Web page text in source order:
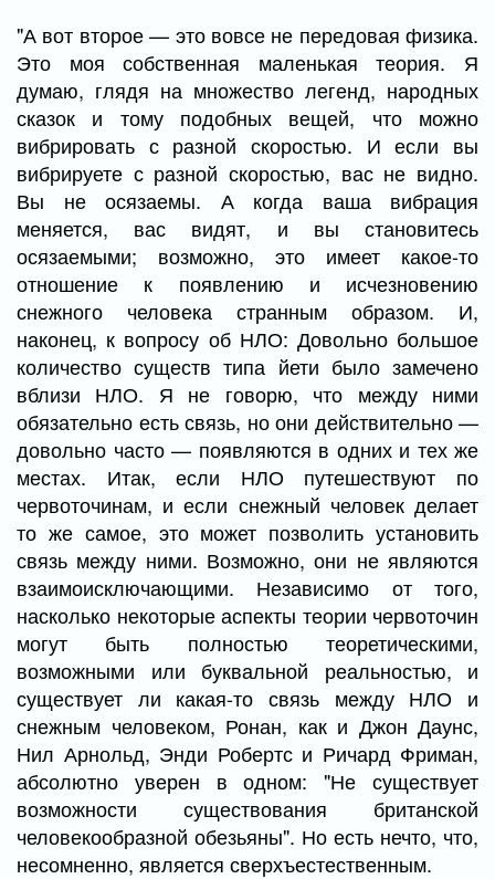
"А вот второе — это вовсе не передовая физика.
Это моя собственная маленькая теория. Я
думаю, глядя на множество легенд, народных
сказок и тому подобных вещей, что можно
вибрировать с разной скоростью. И если вы
вибрируете с разной скоростью, вас не видно.
Вы не осязаемы. А когда ваша вибрация
меняется, вас видят, и вы становитесь
осязаемыми; возможно, это имеет какое-то
отношение к появлению и исчезновению
снежного человека странным образом. И,
наконец, к вопросу об НЛО: Довольно большое
количество существ типа йети было замечено
вблизи НЛО. Я не говорю, что между ними
обязательно есть связь, но они действительно —
довольно часто — появляются в одних и тех же
местах. Итак, если НЛО путешествуют по
червоточинам, и если снежный человек делает
то же самое, это может позволить установить
связь между ними. Возможно, они не являются
взаимоисключающими. Независимо от того,
насколько некоторые аспекты теории червоточин
могут быть полностью теоретическими,
возможными или буквальной реальностью, и
существует ли какая-то связь между НЛО и
снежным человеком, Ронан, как и Джон Даунс,
Нил Арнольд, Энди Робертс и Ричард Фриман,
абсолютно уверен в одном: "Не существует
возможности существования британской
человекообразной обезьяны". Но есть нечто, что,
несомненно, является сверхъестественным.